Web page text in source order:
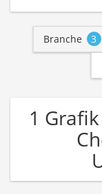
Branche 3
1